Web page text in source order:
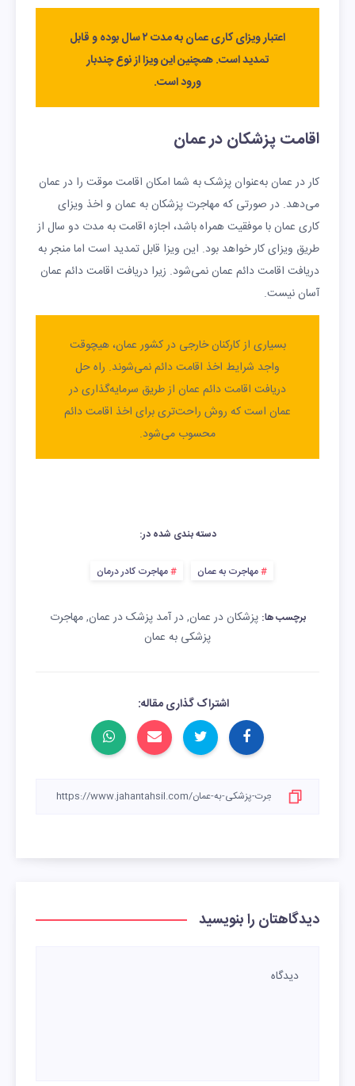
اعتبار ویزای کاری عمان به مدت ۲ سال بوده و قابل
تمدید است. همچنین این ویزا از نوع چندبار
ورود است.
اقامت پزشکان در عمان
کار در عمان به‌عنوان پزشک به شما امکان اقامت موقت را در عمان
می‌دهد. در صورتی که مهاجرت پزشکان به عمان و اخذ ویزای
کاری عمان با موفقیت همراه باشد، اجازه اقامت به مدت دو سال از
طریق ویزای کار خواهد بود. این ویزا قابل تمدید است اما منجر به
دریافت اقامت دائم عمان نمی‌شود. زیرا دریافت اقامت دائم عمان
آسان نیست.
بسیاری از کارکنان خارجی در کشور عمان، هیچوقت
واجد شرایط اخذ اقامت دائم نمی‌شوند. راه حل
دریافت اقامت دائم عمان از طریق سرمایه‌گذاری در
عمان است که روش راحت‌تری برای اخذ اقامت دائم
محسوب می‌شود.
دسته بندی شده در:
مهاجرت به عمان مهاجرت کادر درمان
برچسب ها: پزشکان در عمان,در آمد پزشک در عمان,مهاجرت
پزشکی به عمان
اشتراک گذاری مقاله:
دیدگاهتان را بنویسید